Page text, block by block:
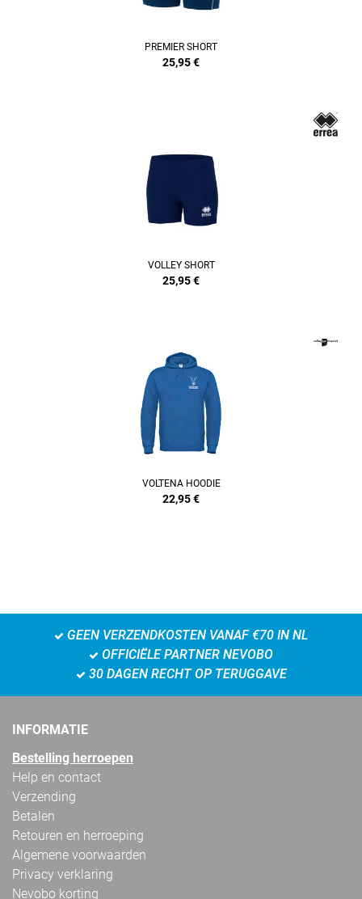
PREMIER SHORT
25,95€
VOLLEY SHORT
25,95€
VOLTENA HOODIE
22,95€
GEEN VERZENDKOSTEN VANAF €70 IN NL
OFFICIËLE PARTNER NEVOBO
30 DAGEN RECHT OP TERUGGAVE
INFORMATIE
Bestelling herroepen
Help en contact
Verzending
Betalen
Retouren en herroeping
Algemene voorwaarden
Privacy verklaring
Nevobo korting